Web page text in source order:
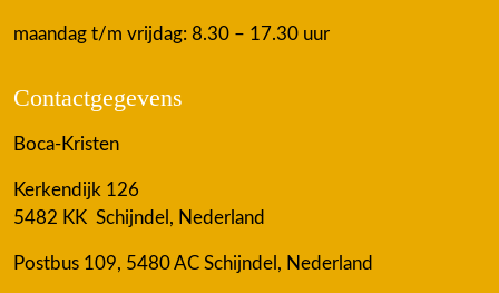
maandag t/m vrijdag: 8.30 – 17.30 uur
Contactgegevens
Boca-Kristen
Kerkendijk 126
5482 KK Schijndel, Nederland
Postbus 109, 5480 AC Schijndel, Nederland